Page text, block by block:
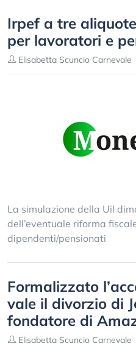
Irpef a tre
per lavoratori e
Elisabetta Scuncio Carnevale
La simulazione della Uil
dell’eventuale riforma
dipendenti/pensionati
Formalizzato
vale il divorzio di
fondatore di
Elisabetta Scuncio Carnevale